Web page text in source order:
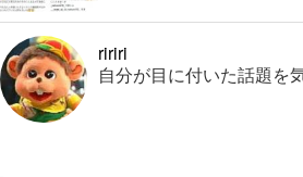
ririri
自分が目に付いた話題を